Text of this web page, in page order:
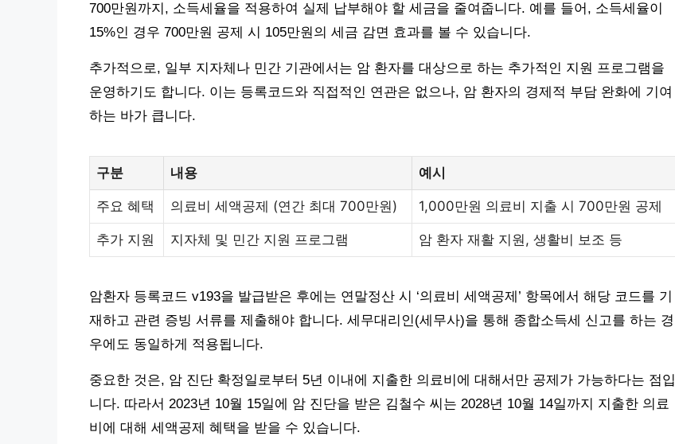
700만원까지, 소득세율을 적용하여 실제 납부해야 할 세금을 줄여줍니다. 예를 들어, 소득세율이
15%인 경우 700만원 공제 시 105만원의 세금 감면 효과를 볼 수 있습니다.
추가적으로, 일부 지자체나 민간 기관에서는 암 환자를 대상으로 하는 추가적인 지원 프로그램을
운영하기도 합니다. 이는 등록코드와 직접적인 연관은 없으나, 암 환자의 경제적 부담 완화에 기여
하는 바가 큽니다.
구분 내용 예시
주요 혜택 의료비 세액공제 (연간 최대 700만원) 1,000만원 의료비 지출 시 700만원 공제
추가 지원 지자체 및 민간 지원 프로그램 암 환자 재활 지원, 생활비 보조 등
암환자 등록코드 v193을 발급받은 후에는 연말정산 시 ‘의료비 세액공제’ 항목에서 해당 코드를 기
재하고 관련 증빙 서류를 제출해야 합니다. 세무대리인(세무사)을 통해 종합소득세 신고를 하는 경
우에도 동일하게 적용됩니다.
중요한 것은, 암 진단 확정일로부터 5년 이내에 지출한 의료비에 대해서만 공제가 가능하다는 점입
니다. 따라서 2023년 10월 15일에 암 진단을 받은 김철수 씨는 2028년 10월 14일까지 지출한 의료
비에 대해 세액공제 혜택을 받을 수 있습니다.